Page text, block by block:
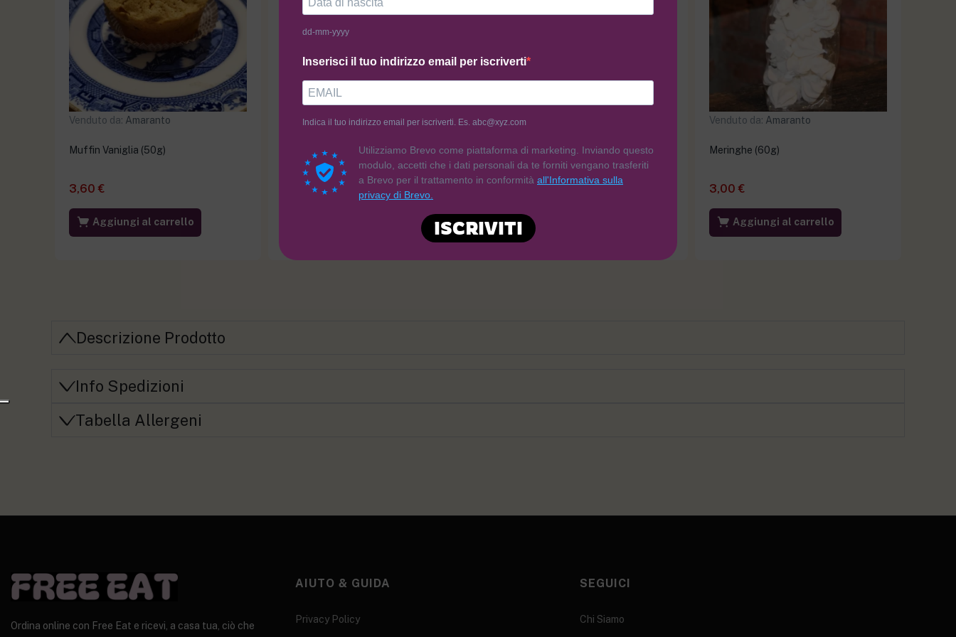
dd-mm-yyyy
Inserisci il tuo indirizzo email per iscriverti
Indica il tuo indirizzo email per iscriverti. Es. abc@xyz.com
Utilizziamo Brevo come piattaforma di marketing. Inviando questo
modulo, accetti che i dati personali da te forniti vengano trasferiti
a Brevo per il trattamento in conformità all'Informativa sulla
privacy di Brevo.
ISCRIVITI
Venduto da: Amaranto
Muffin Vaniglia (50g)
3,60 €
Aggiungi al carrello
Venduto da:Amaranto
Maritozzo Vuoto (70g)
3,00€
Venduto da:
Pizza Scrocchiarella Rossa (60g)
Aggiungi al carrello
Venduto da: Amaranto
Meringhe (60g)
3,00 €
Aggiungi al carrello
Descrizione Prodotto
Info Spedizioni
Tabella Allergeni
Ordina online con Free Eat e ricevi, a casa tua, ciò che
AIUTO & GUIDA
Privacy Policy
SEGUICI
Chi Siamo